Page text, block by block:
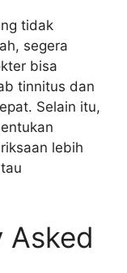
tidak
segera
bisa
tinnitus dan
Selain itu,
lebih
Asked